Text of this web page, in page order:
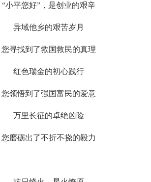
“小平您好”，是创业的艰辛
异域他乡的艰苦岁月
您寻找到了救国救民的真理
红色瑞金的初心践行
您领悟到了强国富民的爱意
万里长征的卓绝凶险
您磨砺出了不折不挠的毅力